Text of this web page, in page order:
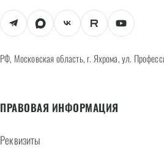
РФ, Московская область, г. Яхрома, ул.
ПРАВОВАЯ ИНФОРМАЦИЯ
Реквизиты